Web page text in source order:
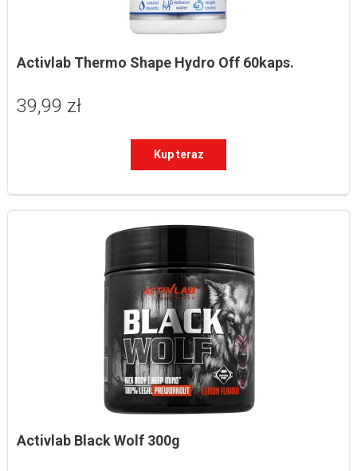
Activlab Thermo Shape Hydro Off 60kaps.
39,99 zł
Kup teraz
Activlab Black Wolf 300g